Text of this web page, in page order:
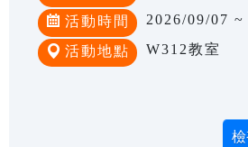
活動時間 2026/09/07
活動地點 W312教室